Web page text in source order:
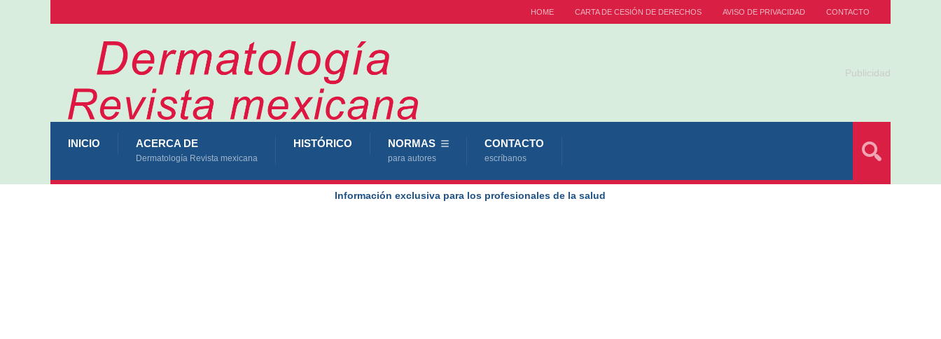
HOME CARTA DE CESIÓN DE DERECHOS AVISO DE PRIVACIDAD CONTACTO
Publicidad
INICIO ACERCA DE
Dermatología Revista mexicana
HISTÓRICO NORMAS
para autores
CONTACTO
escríbanos
Información exclusiva para los profesionales de la salud